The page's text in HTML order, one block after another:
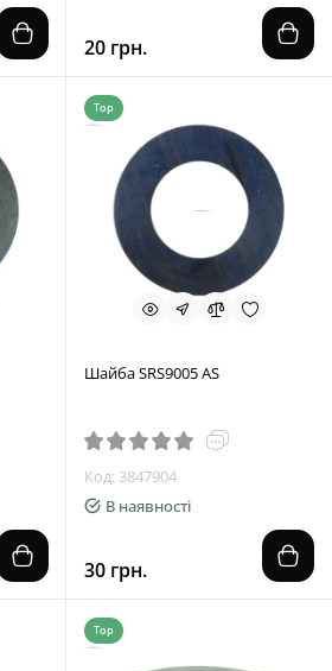
20 грн.
Top
Шайба SRS9005 AS
Код: 3847904
В наявності
30 грн.
Top